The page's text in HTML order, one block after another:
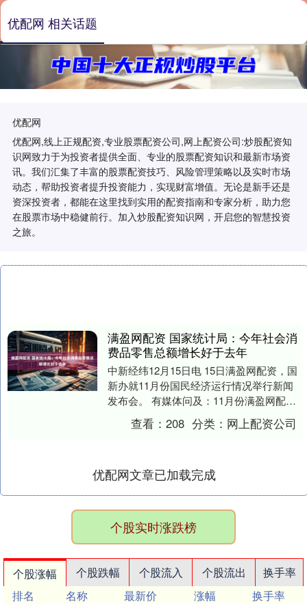
优配网
优配网,线上正规配资,专业股票配资公司,网上配资公司:炒股配资知
识网致力于为投资者提供全面、专业的股票配资知识和最新市场资
讯。我们汇集了丰富的股票配资技巧、风险管理策略以及实时市场
动态，帮助投资者提升投资能力，实现财富增值。无论是新手还是
资深投资者，都能在这里找到实用的配资指南和专家分析，助力您
在股票市场中稳健前行。加入炒股配资知识网，开启您的智慧投资
之旅。
优配网 相关话题
满盈网配资 国家统计局：今年社会消
费品零售总额增长好于去年
中新经纬12月15日电 15日满盈网配资，国
新办就11月份国民经济运行情况举行新闻
发布会。 有媒体问及：11月份满盈网配
资，社会消费品零售总额同比增长
1.3%，....
查看：208 分类： 网上配资公司
优配网文章已加载完成
个股实时涨跌榜
个股涨幅 个股跌幅 个股流入 个股流出
换手率
排名
名称 最新价 涨幅
换手率